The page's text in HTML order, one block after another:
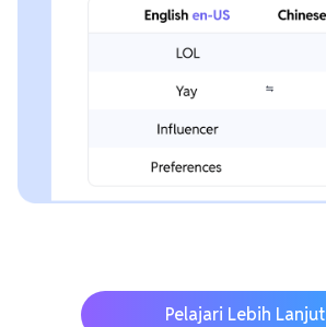
Pelajari Lebih Lanjut